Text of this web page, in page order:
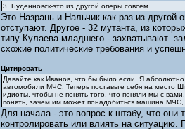
3. Буденновск-это из другой оперы совсем...
Это Назрань и Нальчик как раз из
отступают. Другое - 32 мутанта, из
типу Кулаева-младшего - захватывают
схожие политические требования и
Цитировать
Давайте как Иванов, что бы было если. Я
автомобили МЧС. Теперь поставьте себя на место
идиоты, чтобы не понять того, что поняли мы с
понять, зачем им может понадобиться машина
Для начала - это вопрос к штабу, что
контролировать или влиять на